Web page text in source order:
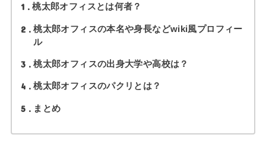
1 桃太郎オフィスとは何者？
2
桃太郎オフィスの本名や身長などwiki風プロフィー
ル
3 桃太郎オフィスの出身大学や高校は？
4 桃太郎オフィスのパクリとは？
5 まとめ